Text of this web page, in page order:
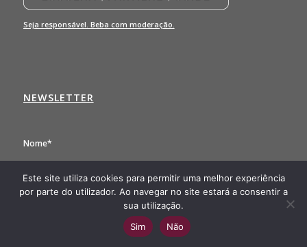
Seja responsável. Beba com moderação.
NEWSLETTER
Nome*
Endereço de email: *
termos e condições
Este site utiliza cookies para permitir uma melhor experiência
por parte do utilizador. Ao navegar no site estará a consentir a
sua utilização.
Sim
Não